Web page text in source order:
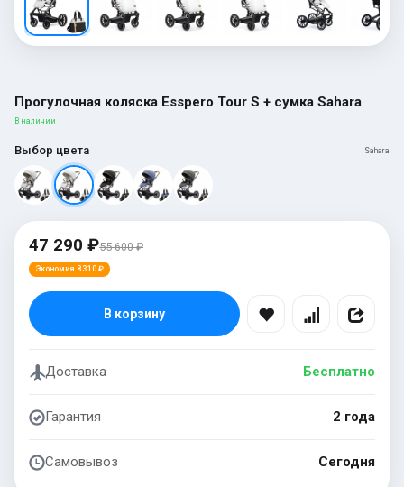
Прогулочная коляска Esspero Tour S + сумка Sahara
В наличии
Выбор цвета Sahara
47 290 ₽55 600 ₽
Экономия 8 310 ₽
В корзину
Доставка Бесплатно
Гарантия 2 года
Самовывоз Сегодня